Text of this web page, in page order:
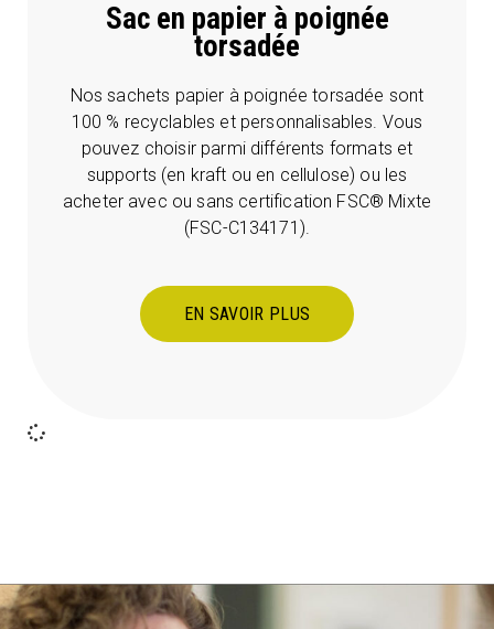
Sac en papier à poignée
torsadée
Nos sachets papier à poignée torsadée sont
100 % recyclables et personnalisables. Vous
pouvez choisir parmi différents formats et
supports (en kraft ou en cellulose) ou les
acheter avec ou sans certification FSC® Mixte
(FSC-C134171).
EN SAVOIR PLUS